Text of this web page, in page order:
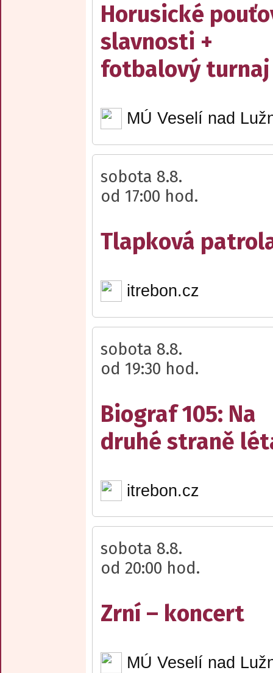
Horusické
slavnosti +
fotbalový turnaj
MÚ Veselí nad
sobota 8.8.
od 17:00 hod.
Tlapková
itrebon.cz
sobota 8.8.
od 19:30 hod.
Biograf 105: Na
druhé straně
itrebon.cz
sobota 8.8.
od 20:00 hod.
Zrní – koncert
MÚ Veselí nad